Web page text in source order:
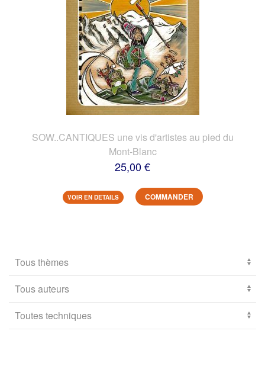
SOW..CANTIQUES une vis d'artistes au pied du
Mont-Blanc
25,00 €
VOIR EN DETAILS COMMANDER